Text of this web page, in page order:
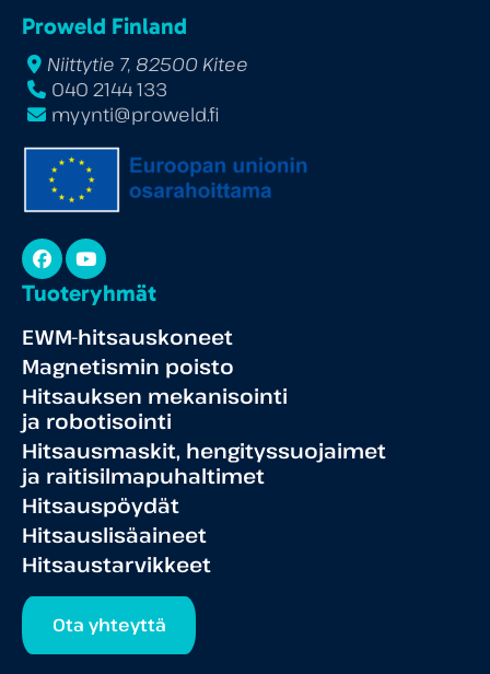
Proweld Finland
Niittytie 7, 82500 Kitee
040 2144 133
myynti@proweld.fi
Facebook
YouTube
Tuoteryhmät
EWM-hitsauskoneet
Magnetismin poisto
Hitsauksen mekanisointi
ja robotisointi
Hitsausmaskit, hengityssuojaimet
ja raitisilmapuhaltimet
Hitsauspöydät
Hitsauslisäaineet
Hitsaustarvikkeet
Ota yhteyttä